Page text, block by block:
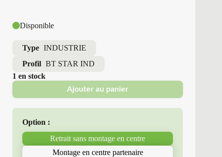
Disponible
Type INDUSTRIE
Profil BT STAR IND
1 en stock
Ajouter au panier
Option :
Retrait sans montage en centre
Montage en centre partenaire